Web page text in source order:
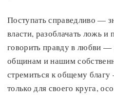
Поступать справедливо —
власти, разоблачать ложь и
говорить правду в любви
общинам и нашим
стремиться к общему
только для своего круга,